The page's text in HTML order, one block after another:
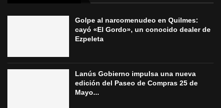
Golpe al narcomenudeo en Quilmes:
cayó «El Gordo», un conocido dealer de
Ezpeleta
Lanús Gobierno impulsa una nueva
edición del Paseo de Compras 25 de
Mayo...